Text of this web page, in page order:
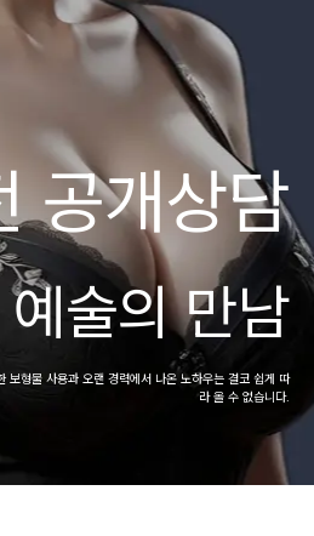
공개상담
술의 만남
보형물 사용과 오랜 경력에서 나온 노하우는 결코 쉽게 따
라 올 수 없습니다.